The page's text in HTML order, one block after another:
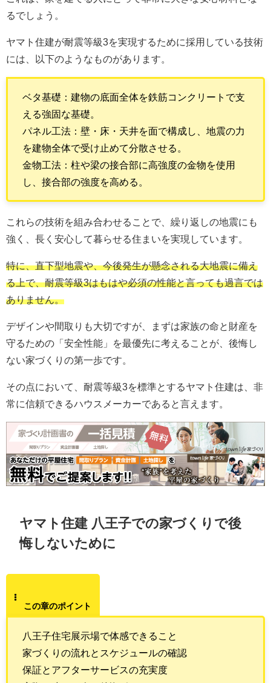
るでしょう。
ヤマト住建が耐震等級3を実現するために採用している技術
には、以下のようなものがあります。
ベタ基礎：建物の底面全体を鉄筋コンクリートで支
える強固な基礎。
パネル工法：壁・床・天井を面で構成し、地震の力
を建物全体で受け止めて分散させる。
金物工法：柱や梁の接合部に高強度の金物を使用
し、接合部の強度を高める。
これらの技術を組み合わせることで、繰り返しの地震にも
強く、長く安心して暮らせる住まいを実現しています。
特に、直下型地震や、今後発生が懸念される大地震に備え
る上で、耐震等級3はもはや必須の性能と言っても過言では
ありません。
デザインや間取りも大切ですが、まずは家族の命と財産を
守るための「安全性能」を最優先に考えることが、後悔し
ない家づくりの第一歩です。
その点において、耐震等級3を標準とするヤマト住建は、非
常に信頼できるハウスメーカーであると言えます。
ヤマト住建 八王子での家づくりで後
悔しないために
この章のポイント
八王子住宅展示場で体感できること
家づくりの流れとスケジュールの確認
保証とアフターサービスの充実度